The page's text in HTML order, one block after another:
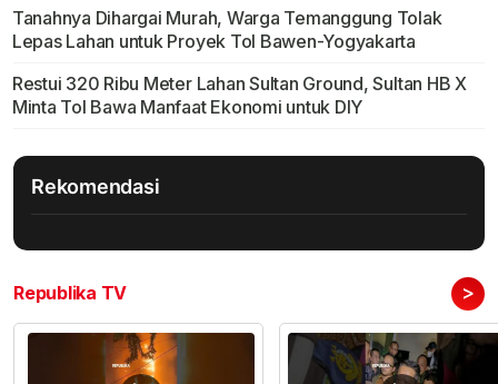
Tanahnya Dihargai Murah, Warga Temanggung Tolak
Lepas Lahan untuk Proyek Tol Bawen-Yogyakarta
Restui 320 Ribu Meter Lahan Sultan Ground, Sultan HB X
Minta Tol Bawa Manfaat Ekonomi untuk DIY
Rekomendasi
Republika TV >